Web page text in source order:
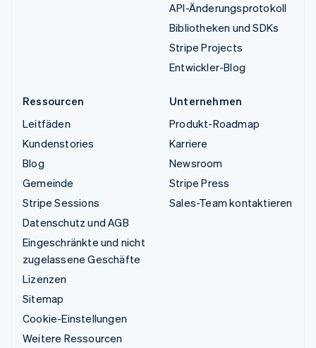
API-Änderungsprotokoll
Bibliotheken und SDKs
Stripe Projects
Entwickler-Blog
Ressourcen
Leitfäden
Kundenstories
Blog
Gemeinde
Stripe Sessions
Datenschutz und AGB
Eingeschränkte und nicht
zugelassene Geschäfte
Lizenzen
Sitemap
Cookie-Einstellungen
Weitere Ressourcen
Unternehmen
Produkt-Roadmap
Karriere
Newsroom
Stripe Press
Sales-Team kontaktieren